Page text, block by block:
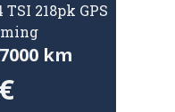
218pk GPS
km